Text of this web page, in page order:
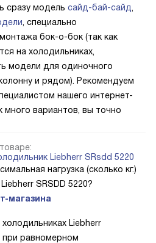
сразу модель сайд-бай-сайд
, специально
бок-о-бок (так как
на холодильниках,
модели для одиночного
и рядом). Рекомендуем
нашего интернет-
много вариантов, вы точно
Liebherr SRsdd 5220
нагрузка (сколько кг.)
SRSDD 5220?
магазина
Liebherr
равномерном